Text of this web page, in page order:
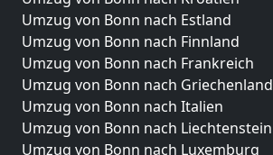
Umzug von Bonn nach Estland
Umzug von Bonn nach Finnland
Umzug von Bonn nach Frankreich
Umzug von Bonn nach Griechenland
Umzug von Bonn nach Italien
Umzug von Bonn nach Liechtenstein
Umzug von Bonn nach Luxemburg